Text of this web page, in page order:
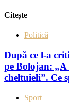
Citește
Politică
După ce l-a
pe Bolojan: „A
cheltuieli”. Ce
Sport